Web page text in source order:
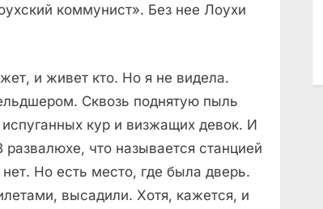
коммунист». Без нее Лоухи
и живет кто. Но я не видела.
Сквозь поднятую пыль
кур и визжащих девок. И
развалюхе, что называется станцией
Но есть место, где была дверь.
высадили. Хотя, кажется, и